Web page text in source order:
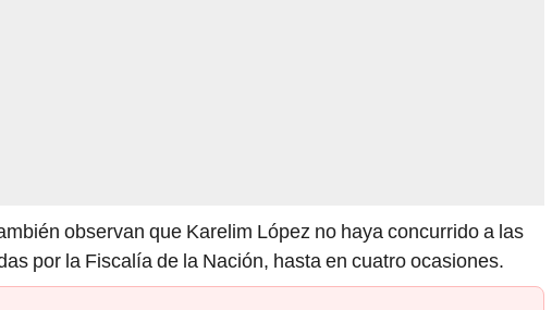
observan que Karelim López no haya concurrido a las
por la Fiscalía de la Nación, hasta en cuatro ocasiones.